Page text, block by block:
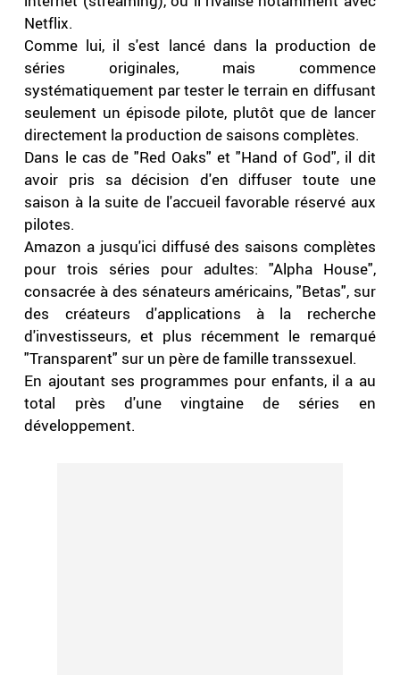
Netflix.
Comme lui, il s'est lancé dans la production de
séries originales, mais commence
systématiquement par tester le terrain en diffusant
seulement un épisode pilote, plutôt que de lancer
directement la production de saisons complètes.
Dans le cas de "Red Oaks" et "Hand of God", il dit
avoir pris sa décision d'en diffuser toute une
saison à la suite de l'accueil favorable réservé aux
pilotes.
Amazon a jusqu'ici diffusé des saisons complètes
pour trois séries pour adultes: "Alpha House",
consacrée à des sénateurs américains, "Betas", sur
des créateurs d'applications à la recherche
d'investisseurs, et plus récemment le remarqué
"Transparent" sur un père de famille transsexuel.
En ajoutant ses programmes pour enfants, il a au
total près d'une vingtaine de séries en
développement.